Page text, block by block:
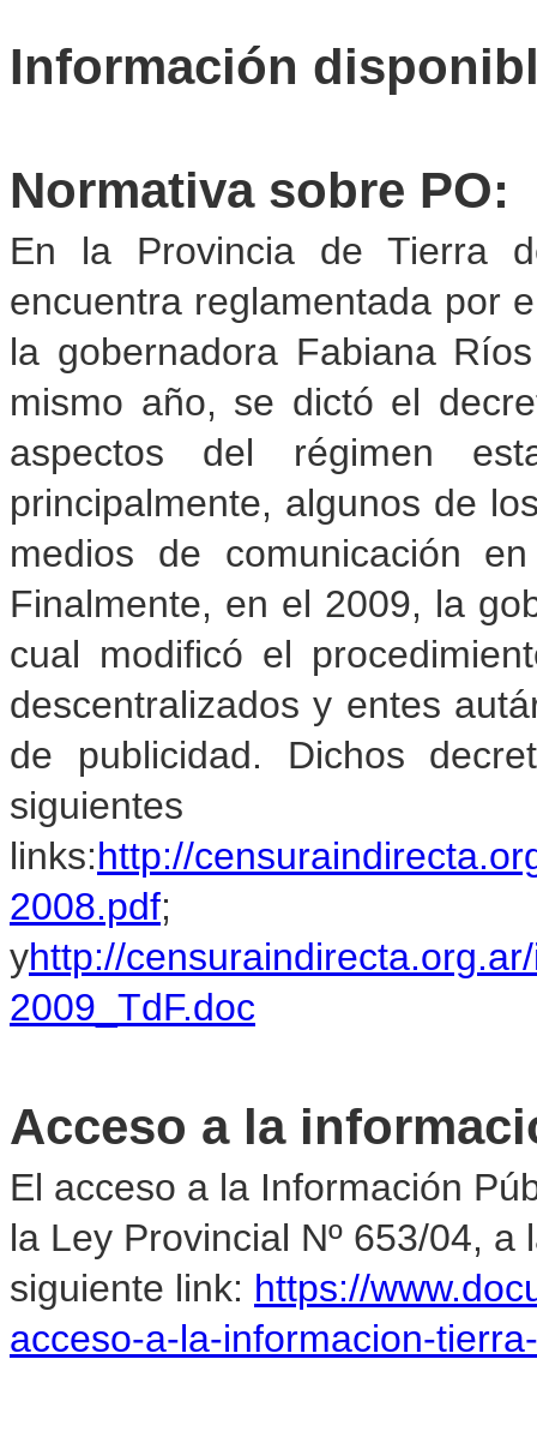
Información
Normativa sobre PO:
En la Provincia de Tierra
encuentra reglamentada por
la gobernadora Fabiana
mismo año, se dictó el
aspectos del régimen
principalmente, algunos de
medios de comunicación
Finalmente, en el 2009, la
cual modificó el
descentralizados y entes
de publicidad. Dichos
siguientes
links:http://
2008.pdf;
yhttp://
2009_TdF.doc
Acceso a la
El acceso a la Información
la Ley Provincial Nº 653/04,
siguiente link: https://
acceso-a-la-informacion-